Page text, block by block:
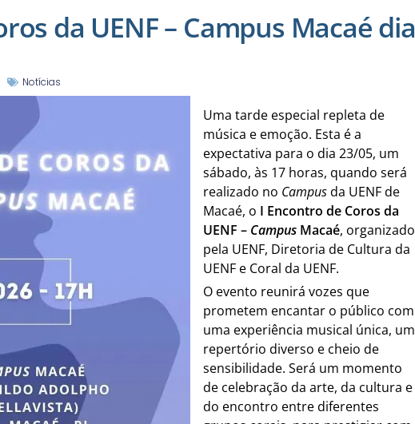
da UENF – Campus Macaé dia
Notícias
Uma tarde especial repleta de
música e emoção. Esta é a
expectativa para o dia 23/05, um
sábado, às 17 horas, quando será
realizado no Campusda UENF de
Macaé, o I Encontro de Coros da
UENF – Campus Macaé, organizado
pela UENF, Diretoria de Cultura da
UENF e Coral da UENF.
O evento reunirá vozes que
prometem encantar o público com
uma experiência musical única, um
repertório diverso e cheio de
sensibilidade. Será um momento
de celebração da arte, da cultura e
do encontro entre diferentes